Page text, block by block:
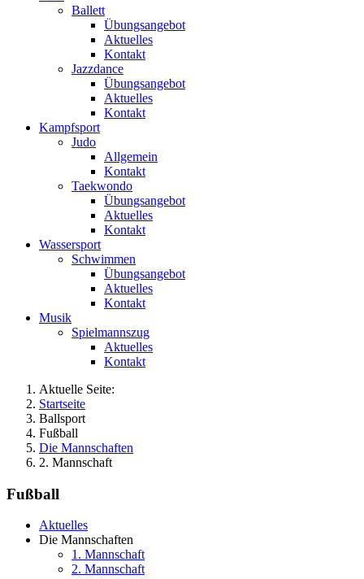
Ballett
Übungsangebot
Aktuelles
Kontakt
Jazzdance
Übungsangebot
Aktuelles
Kontakt
Kampfsport
Judo
Allgemein
Kontakt
Taekwondo
Übungsangebot
Aktuelles
Kontakt
Wassersport
Schwimmen
Übungsangebot
Aktuelles
Kontakt
Musik
Spielmannszug
Aktuelles
Kontakt
Aktuelle Seite:
Startseite
Ballsport
Fußball
Die Mannschaften
2. Mannschaft
Fußball
Aktuelles
Die Mannschaften
1. Mannschaft
2. Mannschaft